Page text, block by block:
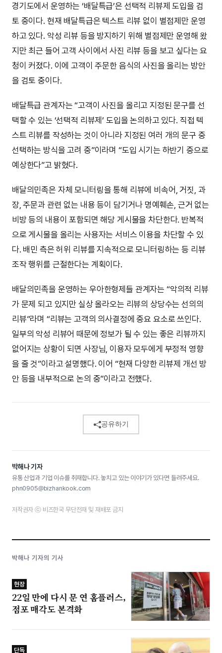
경기도에서 운영하는 ‘배달특급’은 선택적 리뷰제 도입을 검
토 중이다. 현재 배달특급은 텍스트 리뷰 없이 별점제만 운영
하고 있다. 악성 리뷰 등을 방지하기 위해 별점제만 운영해 왔
지만 최근 들어 고객 사이에서 사진 리뷰 등을 보고 싶다는 요
청이 커졌다. 이에 고객이 주문한 음식의 사진을 올리는 방안
을 검토 중이다.
배달특급 관계자는 “고객이 사진을 올리고 지정된 문구를 선
택할 수 있는 ‘선택적 리뷰제’ 도입을 논의하고 있다. 직접 텍
스트 리뷰를 작성하는 것이 아니라 지정된 여러 개의 문구 중
선택하는 방식을 고려 중”이라며 “도입 시기는 하반기 중으로
예상한다”고 밝혔다.
배달의민족은 자체 모니터링을 통해 리뷰에 비속어, 거짓, 과
장, 주문과 관련 없는 내용 등이 담기거나 명예훼손, 근거 없는
비방 등의 내용이 포함되면 해당 게시물을 차단한다. 반복적
으로 게시물을 올리는 사용자는 서비스 이용을 차단할 수 있
다. 배민 측은 허위 리뷰를 지속적으로 모니터링하는 등 리뷰
조작 행위를 근절한다는 계획이다.
배달의민족을 운영하는 우아한형제들 관계자는 “악의적 리뷰
가 문제 되고 있지만 실상 올라오는 리뷰의 상당수는 선의의
리뷰”라며 “리뷰는 고객의 의사결정에 중요 요소로 쓰인다.
일부의 악성 리뷰어 때문에 정보가 될 수 있는 좋은 리뷰까지
없어지는 상황이 되면 사장님, 이용자 모두에게 부정적 영향
을 줄 것”이라고 설명했다. 이어 “현재 다양한 리뷰제 개선 방
안 등을 내부적으로 논의 중”이라고 전했다.
공유하기
박해나 기자
유통 산업과 기업 이슈를 취재합니다. 놓치고 있는 이야기가 있다면 들려주세요.
phn0905@bizhankook.com
저작권자 ⓒ 비즈한국 무단전재 및 재배포 금지
박해나 기자의 기사
현장
22일 만에 다시 문 연 홈플러스,
점포 매각도 본격화
단독